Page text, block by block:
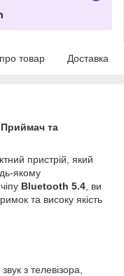
товар Доставка
та
пристрій, який
якому
Bluetooth 5.4 , ви
та високу якість
з телевізора,